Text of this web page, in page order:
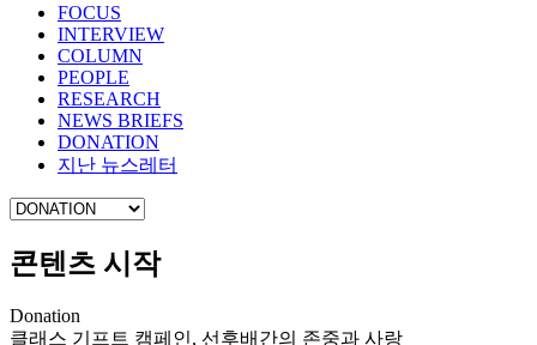
FOCUS
INTERVIEW
COLUMN
PEOPLE
RESEARCH
NEWS BRIEFS
DONATION
지난 뉴스레터
콘텐츠 시작
Donation
클래스 기프트 캠페인, 선후배간의 존중과 사랑